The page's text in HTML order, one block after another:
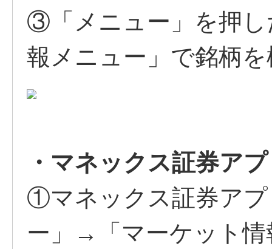
③「メニュー」を押し
報メニュー」で銘柄
・マネックス証券ア
①マネックス証券ア
ー」→「マーケット